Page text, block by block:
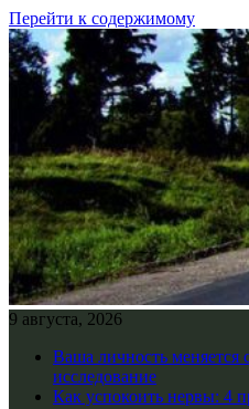
Перейти к содержимому
9 августа, 2026
Ваша личность меняется
исследование
Как успокоить нервы: 4